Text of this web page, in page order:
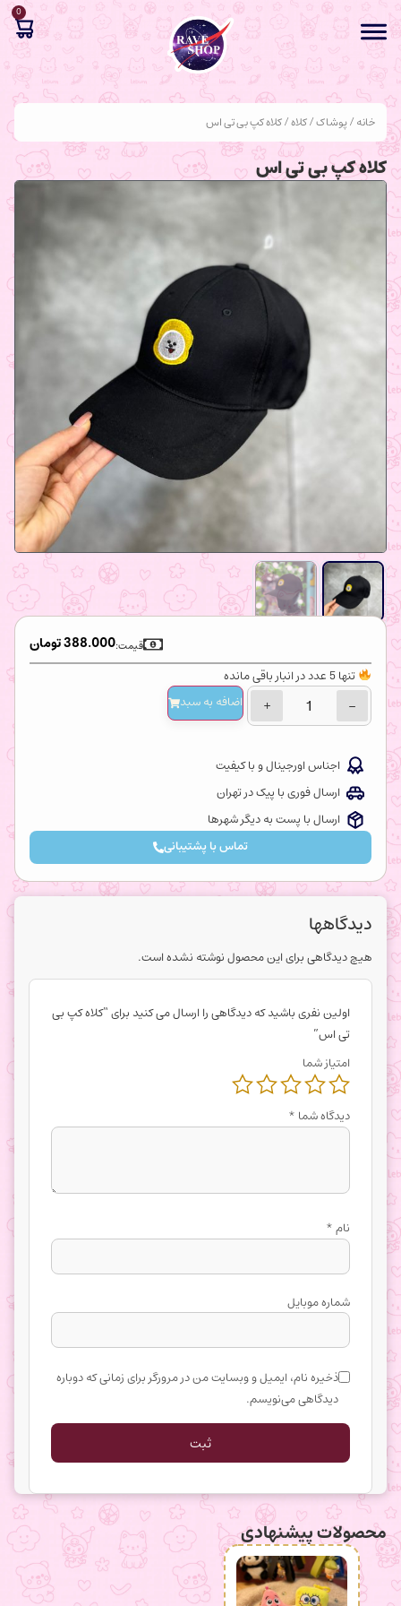
0
خانه/پوشاک/کلاه/ کلاه کپ بی تی اس
کلاه کپ بی تی اس
388.000تومان قیمت:
تنها 5 عدد در انبار باقی مانده
−
+ اضافه‌ به سبد
اجناس اورجینال و با کیفیت
ارسال فوری با پیک در تهران
ارسال با پست به دیگر شهرها
تماس با پشتیبانی
دیدگاهها
هیچ دیدگاهی برای این محصول نوشته نشده است.
اولین نفری باشید که دیدگاهی را ارسال می کنید برای “کلاه کپ بی
تی اس”
امتیاز شما
دیدگاه شما *
نام*
شماره موبایل
ذخیره نام، ایمیل و وبسایت من در مرورگر برای زمانی که دوباره
دیدگاهی می‌نویسم.
محصولات پیشنهادی